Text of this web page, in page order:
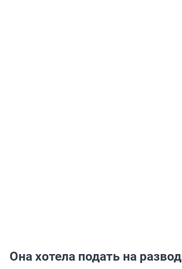
Она хотела подать на развод